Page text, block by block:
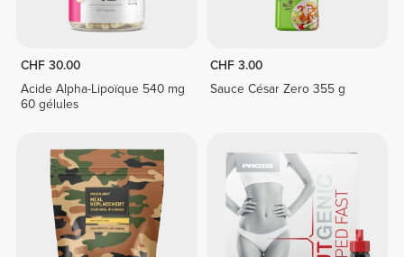
CHF 30.00
Acide Alpha-Lipoïque 540 mg
60 gélules
CHF 3.00
Sauce César Zero 355 g